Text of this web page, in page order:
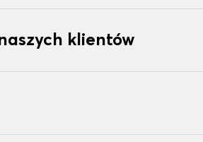
klientów